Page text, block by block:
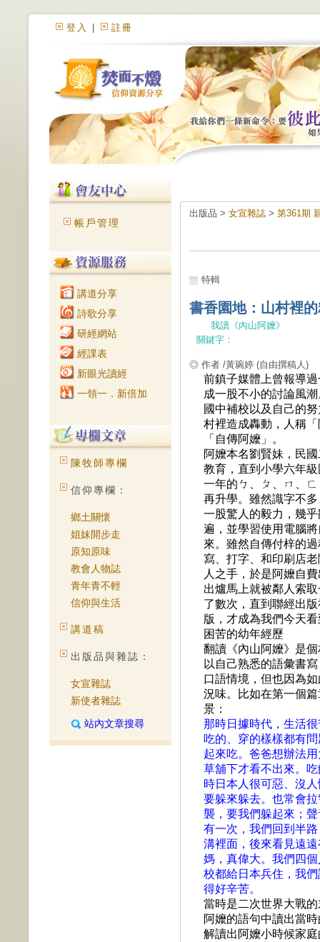
登入 註冊
帳戶管理
講道分享
詩歌分享
研經網站
經課表
新眼光讀經
一領一．新倍加
陳牧師專欄
信仰專欄：
鄉土關懷
姐妹開步走
原知原味
教會人物誌
青年青不輕
信仰與生活
講道稿
出版品與雜誌：
女宣雜誌
新使者雜誌
站內文章搜尋
出版品 > 女宣雜誌 > 第361期
特輯
書香園地：山村裡
我讀《內山阿嬤》
關鍵字：
◎ 作者 /黃琬婷 (自由撰稿人)
前鎮子媒體上曾報導
成一股不小的討論風
國中補校以及自己的
村裡造成轟動，人稱
「自傳阿嬤」。
阿嬤本名劉賢妹，民
教育，直到小學六年
一年的ㄅ、ㄆ、ㄇ、
再升學。雖然識字不
一股驚人的毅力，幾
遍，並學習使用電腦
來。雖然自傳付梓的
寫、打字、和印刷店
人之手，於是阿嬤自
出爐馬上就被鄰人索
了數次，直到聯經出
版，才成為我們今天
困苦的幼年經歷
翻讀《內山阿嬤》是
以自己熟悉的語彙書
口語情境，但也因為
況味。比如在第一個
景：
那時日據時代，生活
吃的、穿的樣樣都有
起來吃。爸爸想辦法
草舖下才看不出來。
時日本人很可惡、沒
要躲來躲去。也常會
襲，要我們躲起來；
有一次，我們回到半
溝裡面，後來看見遠
媽，真偉大。我們四
校都給日本兵住，我
得好辛苦。
當時是二次世界大戰
阿嬤的語句中讀出當
解讀出阿嬤小時候家